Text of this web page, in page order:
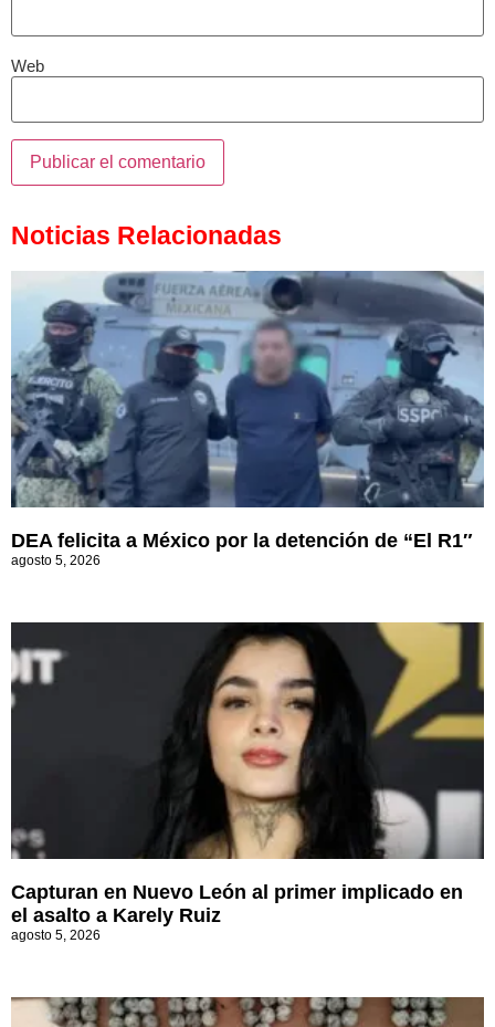
Web
Noticias Relacionadas
DEA felicita a México por la detención de “El R1″
agosto 5, 2026
Capturan en Nuevo León al primer implicado en
el asalto a Karely Ruiz
agosto 5, 2026